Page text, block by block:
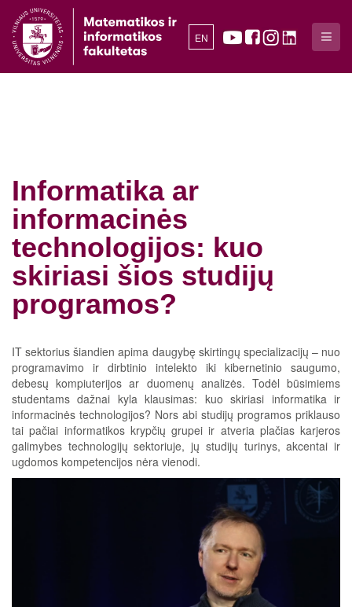
EN
Informatika ar
informacinės
technologijos: kuo
skiriasi šios studijų
programos?
IT sektorius šiandien apima daugybę skirtingų specializacijų – nuo
programavimo ir dirbtinio intelekto iki kibernetinio saugumo,
debesų kompiuterijos ar duomenų analizės. Todėl būsimiems
studentams dažnai kyla klausimas: kuo skiriasi informatika ir
informacinės technologijos? Nors abi studijų programos priklauso
tai pačiai informatikos krypčių grupei ir atveria plačias karjeros
galimybes technologijų sektoriuje, jų studijų turinys, akcentai ir
ugdomos kompetencijos nėra vienodi.